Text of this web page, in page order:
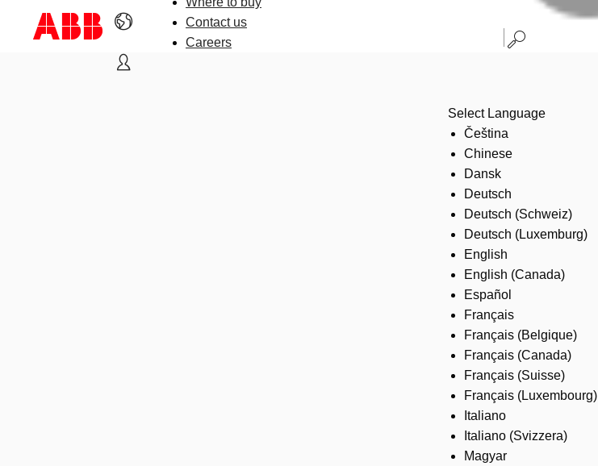
Contact us
Careers
Select Language
Čeština
Chinese
Dansk
Deutsch
Deutsch (Schweiz)
Deutsch (Luxemburg)
English
English (Canada)
Español
Français
Français (Belgique)
Français (Canada)
Français (Suisse)
Français (Luxembourg)
Italiano
Italiano (Svizzera)
Magyar